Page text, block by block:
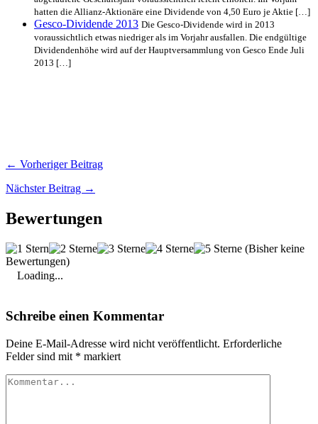
hatten die Allianz-Aktionäre eine Dividende von 4,50 Euro je Aktie […]
Gesco-Dividende 2013 Die Gesco-Dividende wird in 2013
voraussichtlich etwas niedriger als im Vorjahr ausfallen. Die endgültige
Dividendenhöhe wird auf der Hauptversammlung von Gesco Ende Juli
2013 […]
← Vorheriger Beitrag
Nächster Beitrag →
Bewertungen
(Bisher keine
Bewertungen)
Loading...
Schreibe einen Kommentar
Deine E-Mail-Adresse wird nicht veröffentlicht. Erforderliche
Felder sind mit * markiert